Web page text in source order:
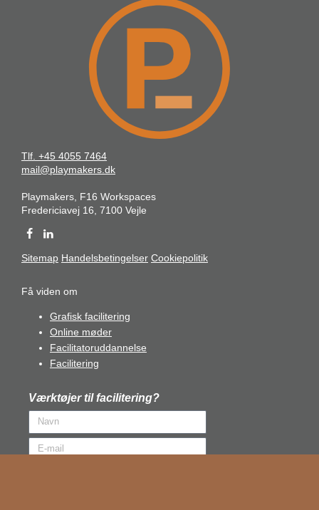
Tlf. +45 4055 7464
mail@playmakers.dk
Playmakers, F16 Workspaces
Fredericiavej 16, 7100 Vejle
Sitemap Handelsbetingelser Cookiepolitik
Få viden om
Grafisk facilitering
Online møder
Facilitatoruddannelse
Facilitering
Værktøjer til facilitering?